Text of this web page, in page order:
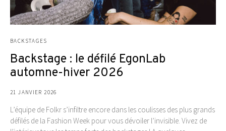
BACKSTAGES
Backstage : le défilé EgonLab
automne-hiver 2026
21 JANVIER 2026
L’équipe de Folkr s’infiltre encore dans les coulisses des plus grands
défilés de la Fashion Week pour vous dévoiler l’invisible. Vivez de